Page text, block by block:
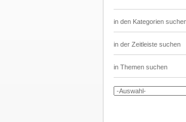
in den Kategorien
in der Zeitleiste suchen
in Themen suchen